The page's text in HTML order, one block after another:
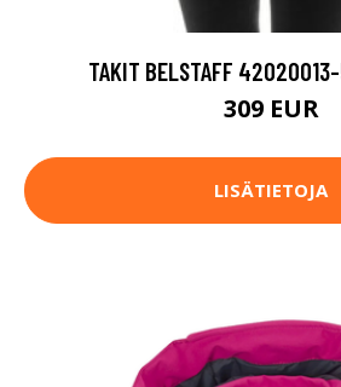
TAKIT BELSTAFF
309 EUR
LISÄTIETOJA